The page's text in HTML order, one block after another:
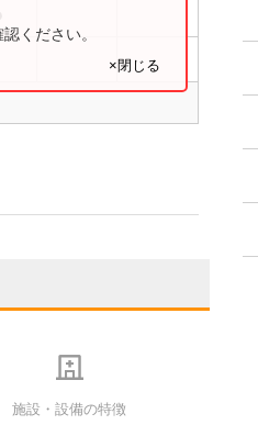
ください。
×閉じる
施設・設備の特徴